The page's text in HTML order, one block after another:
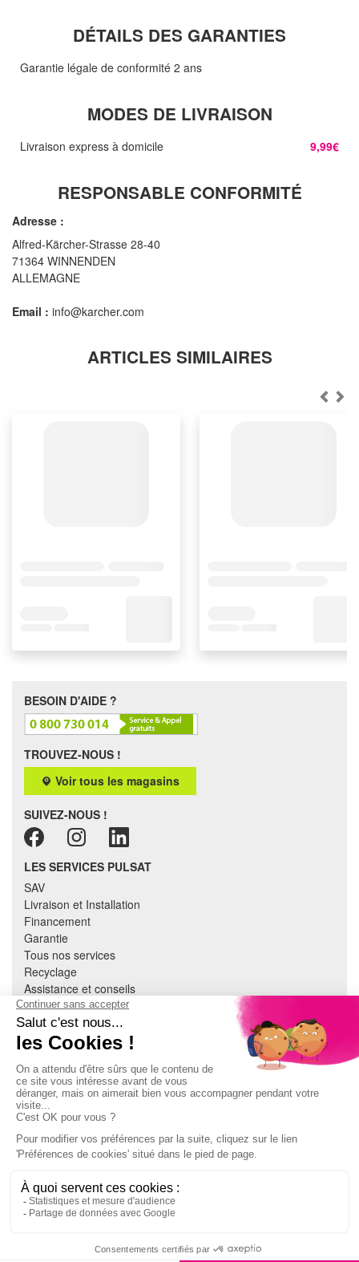
DÉTAILS DES GARANTIES
Garantie légale de conformité 2 ans
MODES DE LIVRAISON
Livraison express à domicile 9,99€
RESPONSABLE CONFORMITÉ
Adresse :
Alfred-Kärcher-Strasse 28-40
71364 WINNENDEN
ALLEMAGNE
Email : info@karcher.com
ARTICLES SIMILAIRES
BESOIN D'AIDE ?
TROUVEZ-NOUS !
Voir tous les magasins
SUIVEZ-NOUS !
LES SERVICES PULSAT
SAV
Livraison et Installation
Financement
Garantie
Tous nos services
Recyclage
Assistance et conseils
Cuisine équipée
Literie
Nous contacter
À PROPOS
CGV
Mentions légales
Données personnelles
Devenir adhérent
EN SAVOIR PLUS
Indice de réparabilité
Accès extranet Pulsat
Jeux concours